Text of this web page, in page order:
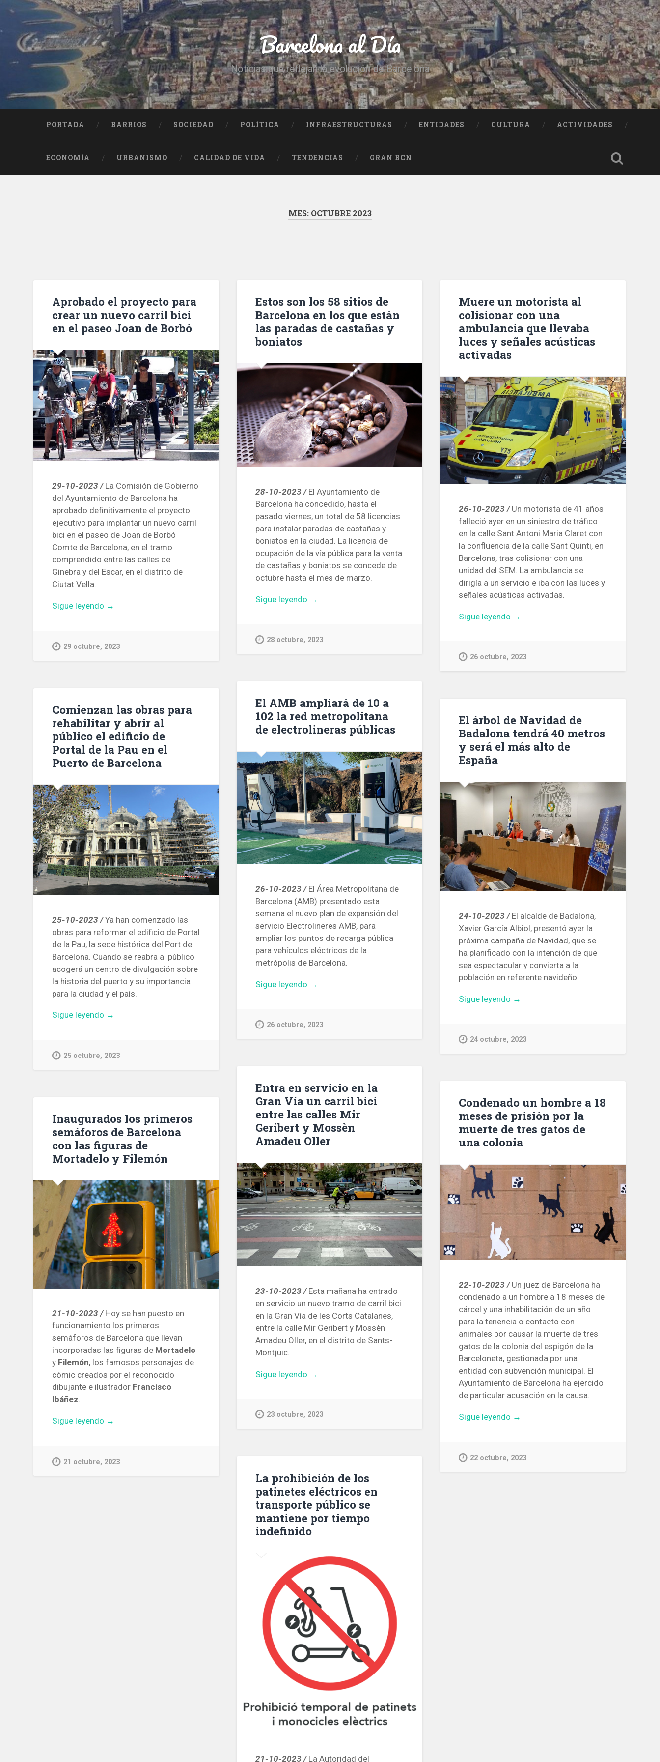
contenido
Buscar
Barcelona al Día
Noticias que reflejan la evolución de Barcelona
PORTADA BARRIOS SOCIEDAD POLÍTICA INFRAESTRUCTURAS ENTIDADES CULTURA ACTIVIDADES
ECONOMÍA URBANISMO CALIDAD DE VIDA TENDENCIAS GRAN BCN
MES: OCTUBRE 2023
Aprobado el proyecto para
crear un nuevo carril bici
en el paseo Joan de Borbó
29-10-2023 /La Comisión de Gobierno
del Ayuntamiento de Barcelona ha
aprobado definitivamente el proyecto
ejecutivo para implantar un nuevo carril
bici en el paseo de Joan de Borbó
Comte de Barcelona, en el tramo
comprendido entre las calles de
Ginebra y del Escar, en el distrito de
Ciutat Vella.
Sigue leyendo «Aprobado
para
bici
en
el
paseo
Joan
de
→
29 octubre, 2023
Estos son los 58 sitios de
Barcelona en los que están
las paradas de castañas y
boniatos
28-10-2023 /El Ayuntamiento de
Barcelona ha concedido, hasta el
pasado viernes, un total de 58 licencias
para instalar paradas de castañas y
boniatos en la ciudad. La licencia de
ocupación de la vía pública para la venta
de castañas y boniatos se concede de
octubre hasta el mes de marzo.
Sigue leyendo «Estos
58
que
están
las
de
castañas
y
boniatos»
→
28 octubre, 2023
Muere un motorista al
colisionar con una
ambulancia que llevaba
luces y señales acústicas
activadas
26-10-2023 / Un motorista de 41 años
falleció ayer en un siniestro de tráfico
en la calle Sant Antoni Maria Claret con
la confluencia de la calle Sant Quinti, en
Barcelona, tras colisionar con una
unidad del SEM. La ambulancia se
dirigía a un servicio e iba con las luces y
señales acústicas activadas.
Sigue leyendo «Muere
al
que
llevaba
luces
y
activadas»
→
26 octubre, 2023
El AMB ampliará de 10 a
102 la red metropolitana
de electrolineras públicas
26-10-2023 /El Área Metropolitana de
Barcelona (AMB) presentado esta
semana el nuevo plan de expansión del
servicio Electrolineres AMB, para
ampliar los puntos de recarga pública
para vehículos eléctricos de la
metrópolis de Barcelona.
Sigue leyendo «El
de
metropolitana
de
electrolineras
públicas»
→
26 octubre, 2023
Comienzan las obras para
rehabilitar y abrir al
público el edificio de
Portal de la Pau en el
Puerto de Barcelona
25-10-2023 /Ya han comenzado las
obras para reformar el edificio de Portal
de la Pau, la sede histórica del Port de
Barcelona. Cuando se reabra al público
acogerá un centro de divulgación sobre
la historia del puerto y su importancia
para la ciudad y el país.
Sigue leyendo «Comienzan
para
público
el
edificio
de
Portal
la
Pau
en
el
Puerto
de
Barcelona»
→
25 octubre, 2023
El árbol de Navidad de
Badalona tendrá 40 metros
y será el más alto de
España
24-10-2023 /El alcalde de Badalona,
Xavier García Albiol, presentó ayer la
próxima campaña de Navidad, que se
ha planificado con la intención de que
sea espectacular y convierta a la
población en referente navideño.
Sigue leyendo «El
Navidad
y
será
el
más
de
España»
→
24 octubre, 2023
Entra en servicio en la
Gran Vía un carril bici
entre las calles Mir
Geribert y Mossèn
Amadeu Oller
23-10-2023 /Esta mañana ha entrado
en servicio un nuevo tramo de carril bici
en la Gran Vía de les Corts Catalanes,
entre la calle Mir Geribert y Mossèn
Amadeu Oller, en el distrito de Sants-
Montjuic.
Sigue leyendo «Entra
en
carril
bici
entre
las
calles
Mir
y
Mossèn
Oller»
→
23 octubre, 2023
Condenado un hombre a 18
meses de prisión por la
muerte de tres gatos de
una colonia
22-10-2023 /Un juez de Barcelona ha
condenado a un hombre a 18 meses de
cárcel y una inhabilitación de un año
para la tenencia o contacto con
animales por causar la muerte de tres
gatos de la colonia del espigón de la
Barceloneta, gestionada por una
entidad con subvención municipal. El
Ayuntamiento de Barcelona ha ejercido
de particular acusación en la causa.
Sigue leyendo «Condenado
a
→
22 octubre, 2023
Inaugurados los primeros
semáforos de Barcelona
con las figuras de
Mortadelo y Filemón
21-10-2023 /Hoy se han puesto en
funcionamiento los primeros
semáforos de Barcelona que llevan
incorporadas las figuras de Mortadelo
y Filemón, los famosos personajes de
cómic creados por el reconocido
dibujante e ilustrador Francisco
Ibáñez.
Sigue leyendo «Inaugurados
semáforos
→
21 octubre, 2023
La prohibición de los
patinetes eléctricos en
transporte público se
mantiene por tiempo
indefinido
21-10-2023 /La Autoridad del